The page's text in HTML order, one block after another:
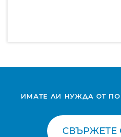
ИМАТЕ ЛИ НУЖДА ОТ
СВЪРЖЕТЕ